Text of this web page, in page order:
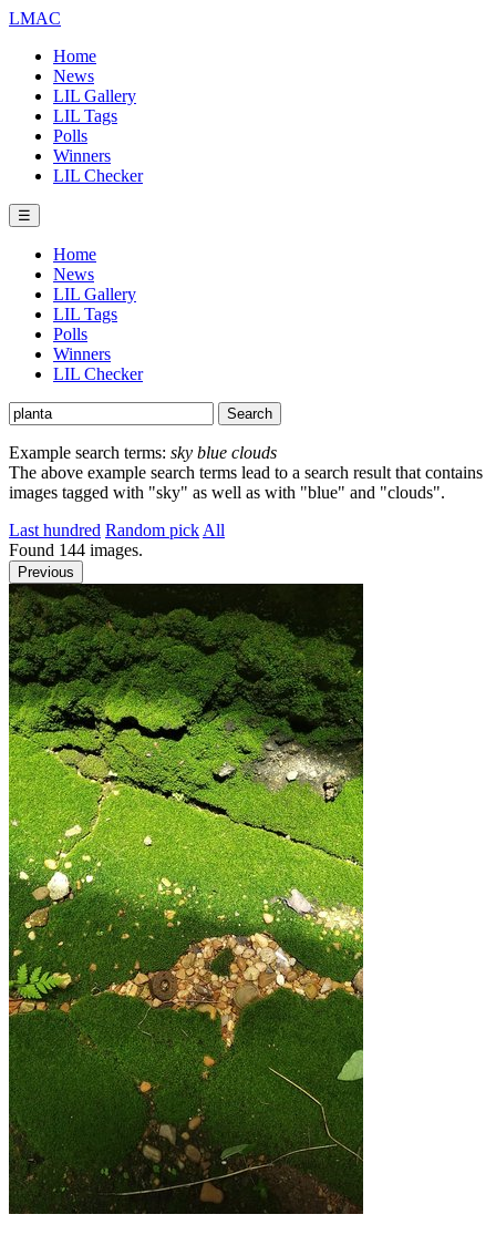
LMAC
Home
News
LIL Gallery
LIL Tags
Polls
Winners
LIL Checker
☰
Home
News
LIL Gallery
LIL Tags
Polls
Winners
LIL Checker
Example search terms: sky blue clouds
The above example search terms lead to a search result that contains
images tagged with "sky" as well as with "blue" and "clouds".
Last hundred Random pick All
Found 144 images.
Previous